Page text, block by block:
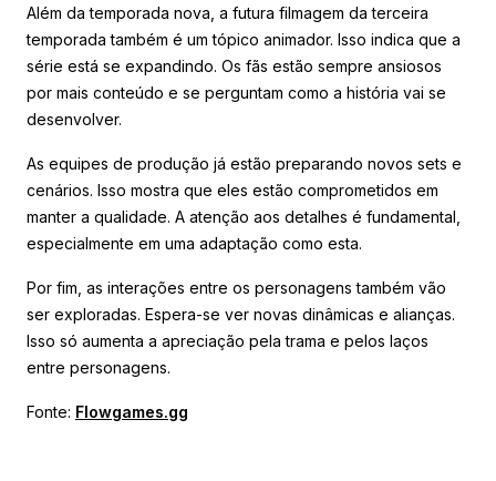
Além da temporada nova, a futura filmagem da terceira
temporada também é um tópico animador. Isso indica que a
série está se expandindo. Os fãs estão sempre ansiosos
por mais conteúdo e se perguntam como a história vai se
desenvolver.
As equipes de produção já estão preparando novos sets e
cenários. Isso mostra que eles estão comprometidos em
manter a qualidade. A atenção aos detalhes é fundamental,
especialmente em uma adaptação como esta.
Por fim, as interações entre os personagens também vão
ser exploradas. Espera-se ver novas dinâmicas e alianças.
Isso só aumenta a apreciação pela trama e pelos laços
entre personagens.
Fonte: Flowgames.gg